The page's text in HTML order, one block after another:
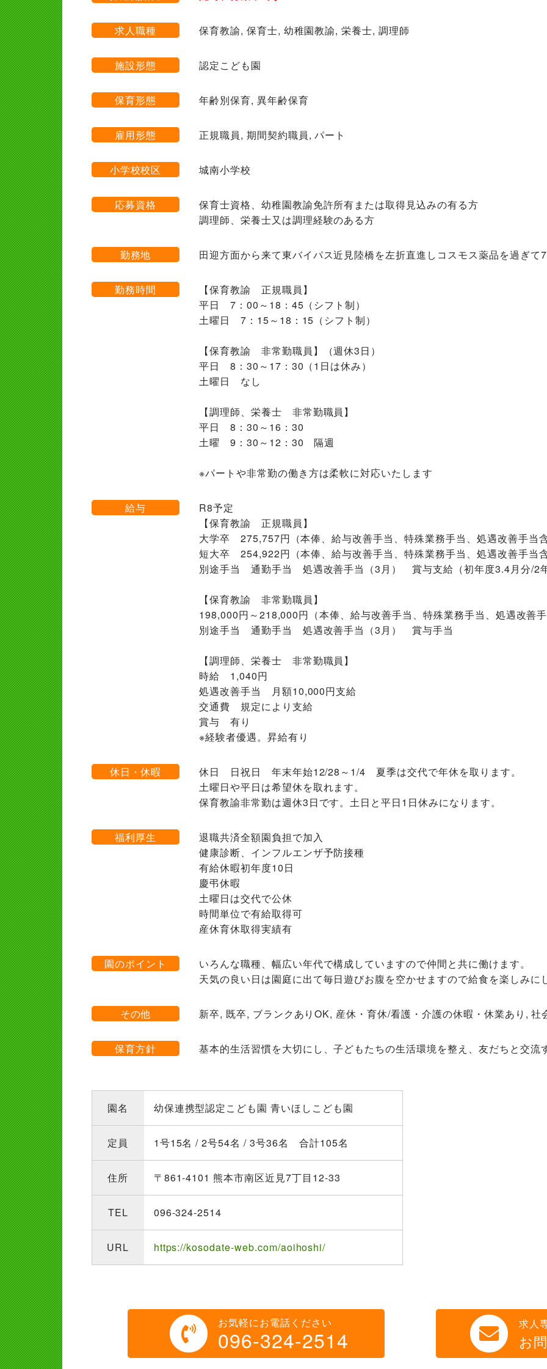
求人職種 保育教諭, 保育士, 幼稚園教諭, 栄養士, 調理師
施設形態 認定こども園
保育形態 年齢別保育, 異年齢保育
雇用形態 正規職員, 期間契約職員, パート
小学校校区 城南小学校
応募資格
保育士資格、幼稚園教諭免許所有または取得見込みの有る方
調理師、栄養士又は調理経験のある方
勤務地 田迎方面から来て東バイパス近見陸橋を左折直進しコスモス薬品を過ぎて
勤務時間
【保育教諭 正規職員】
平日 7：00～18：45（シフト制）
土曜日 7：15～18：15（シフト制）
【保育教諭 非常勤職員】（週休3日）
平日 8：30～17：30（1日は休み）
土曜日 なし
【調理師、栄養士 非常勤職員】
平日 8：30～16：30
土曜 9：30～12：30 隔週
※パートや非常勤の働き方は柔軟に対応いたします
給与
R8予定
【保育教諭 正規職員】
大学卒 275,757円（本俸、給与改善手当、特殊業務手当、処遇改善手当
短大卒 254,922円（本俸、給与改善手当、特殊業務手当、処遇改善手当
別途手当 通勤手当 処遇改善手当（3月） 賞与支給（初年度3.4月分/2
【保育教諭 非常勤職員】
198,000円～218,000円（本俸、給与改善手当、特殊業務手当、処遇改善
別途手当 通勤手当 処遇改善手当（3月） 賞与手当
【調理師、栄養士 非常勤職員】
時給 1,040円
処遇改善手当 月額10,000円支給
交通費 規定により支給
賞与 有り
※経験者優遇。昇給有り
休日・休暇
休日 日祝日 年末年始12/28～1/4 夏季は交代で年休を取ります。
土曜日や平日は希望休を取れます。
保育教諭非常勤は週休3日です。土日と平日1日休みになります。
福利厚生
退職共済全額園負担で加入
健康診断、インフルエンザ予防接種
有給休暇初年度10日
慶弔休暇
土曜日は交代で公休
時間単位で有給取得可
産休育休取得実績有
園のポイント
いろんな職種、幅広い年代で構成していますので仲間と共に働けます。
天気の良い日は園庭に出て毎日遊びお腹を空かせますので給食を楽しみに
その他 新卒, 既卒, ブランクありOK, 産休・育休/看護・介護の休暇・休業あり,
保育方針 基本的生活習慣を大切にし、子どもたちの生活環境を整え、友だちと交
園名 幼保連携型認定こども園 青いほしこども園
定員 1号15名 / 2号54名 / 3号36名 合計105名
住所 〒861-4101 熊本市南区近見7丁目12-33
TEL 096-324-2514
URL https://kosodate-web.com/aoihoshi/
お気軽にお電話ください
096-324-2514
求人
お